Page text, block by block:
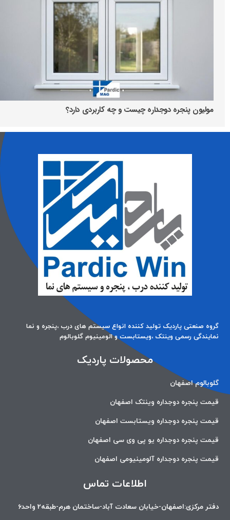
مولیون پنجره دوجداره چیست و چه کاربردی دارد؟
گروه صنعتی پاردیک تولید کننده انواع سیستم های درب ،پنجره و نما
نمایندگی رسمی وینتک ،ویستابست و الومینیوم گلوبالوم
محصولات پاردیک
گلوبالوم اصفهان
قیمت پنجره دوجداره وینتک اصفهان
قیمت پنجره دوجداره ویستابست اصفهان
قیمت پنجره دوجداره یو پی وی سی اصفهان
قیمت پنجره دوجداره آلومینیومی اصفهان
اطلاعات تماس
دفتر مرکزی:اصفهان-خیابان سعادت آباد-ساختمان هرم-طبقه2 واحد6